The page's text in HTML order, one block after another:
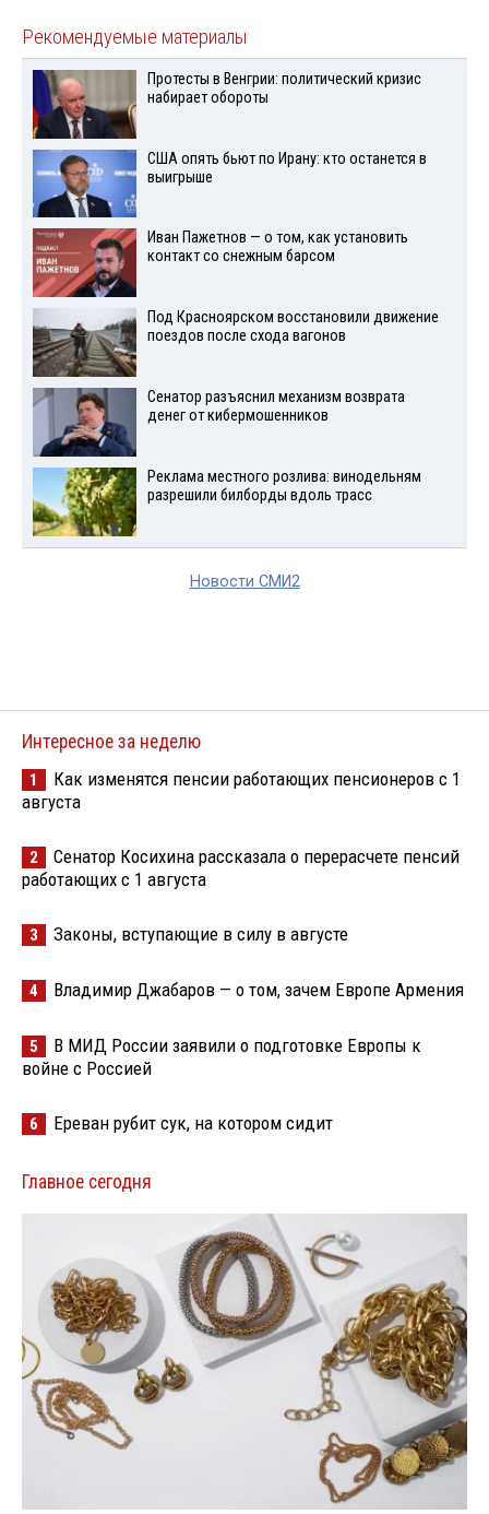
Рекомендуемые материалы
Протесты в Венгрии: политический кризис
набирает обороты
США опять бьют по Ирану: кто останется в
выигрыше
Иван Пажетнов — о том, как установить
контакт со снежным барсом
Под Красноярском восстановили движение
поездов после схода вагонов
Сенатор разъяснил механизм возврата
денег от кибермошенников
Реклама местного розлива: винодельням
разрешили билборды вдоль трасс
Новости СМИ2
Интересное за неделю
1
Как изменятся пенсии работающих пенсионеров с 1
августа
2
Сенатор Косихина рассказала о перерасчете пенсий
работающих с 1 августа
3 Законы, вступающие в силу в августе
4 Владимир Джабаров — о том, зачем Европе Армения
5
В МИД России заявили о подготовке Европы к
войне с Россией
6 Ереван рубит сук, на котором сидит
Главное сегодня